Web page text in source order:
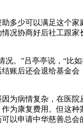
多少可以满足这个
况协商好后社工跟
。”吕亭亭说，“
账后还会退给基金
为病情复杂，在医
为康复费用。但这
以申请中华慈善总